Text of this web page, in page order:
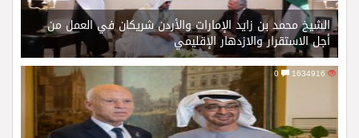
الشيخ محمد بن زايد الإمارات والأردن شريكان في العمل من
أجل الاستقرار والازدهار الإقليمي